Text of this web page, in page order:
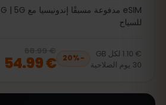
للسياح
€ 1.10 لكل GB
30 يوم الصلاحية
−
20%
20% off, was
€ 54.99 € 68.99
€ 54.99